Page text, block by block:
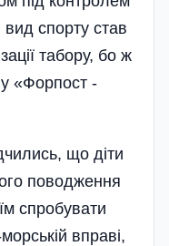
спорту став
табору, бо ж
«Форпост -
що діти
поводження
спробувати
вправі,